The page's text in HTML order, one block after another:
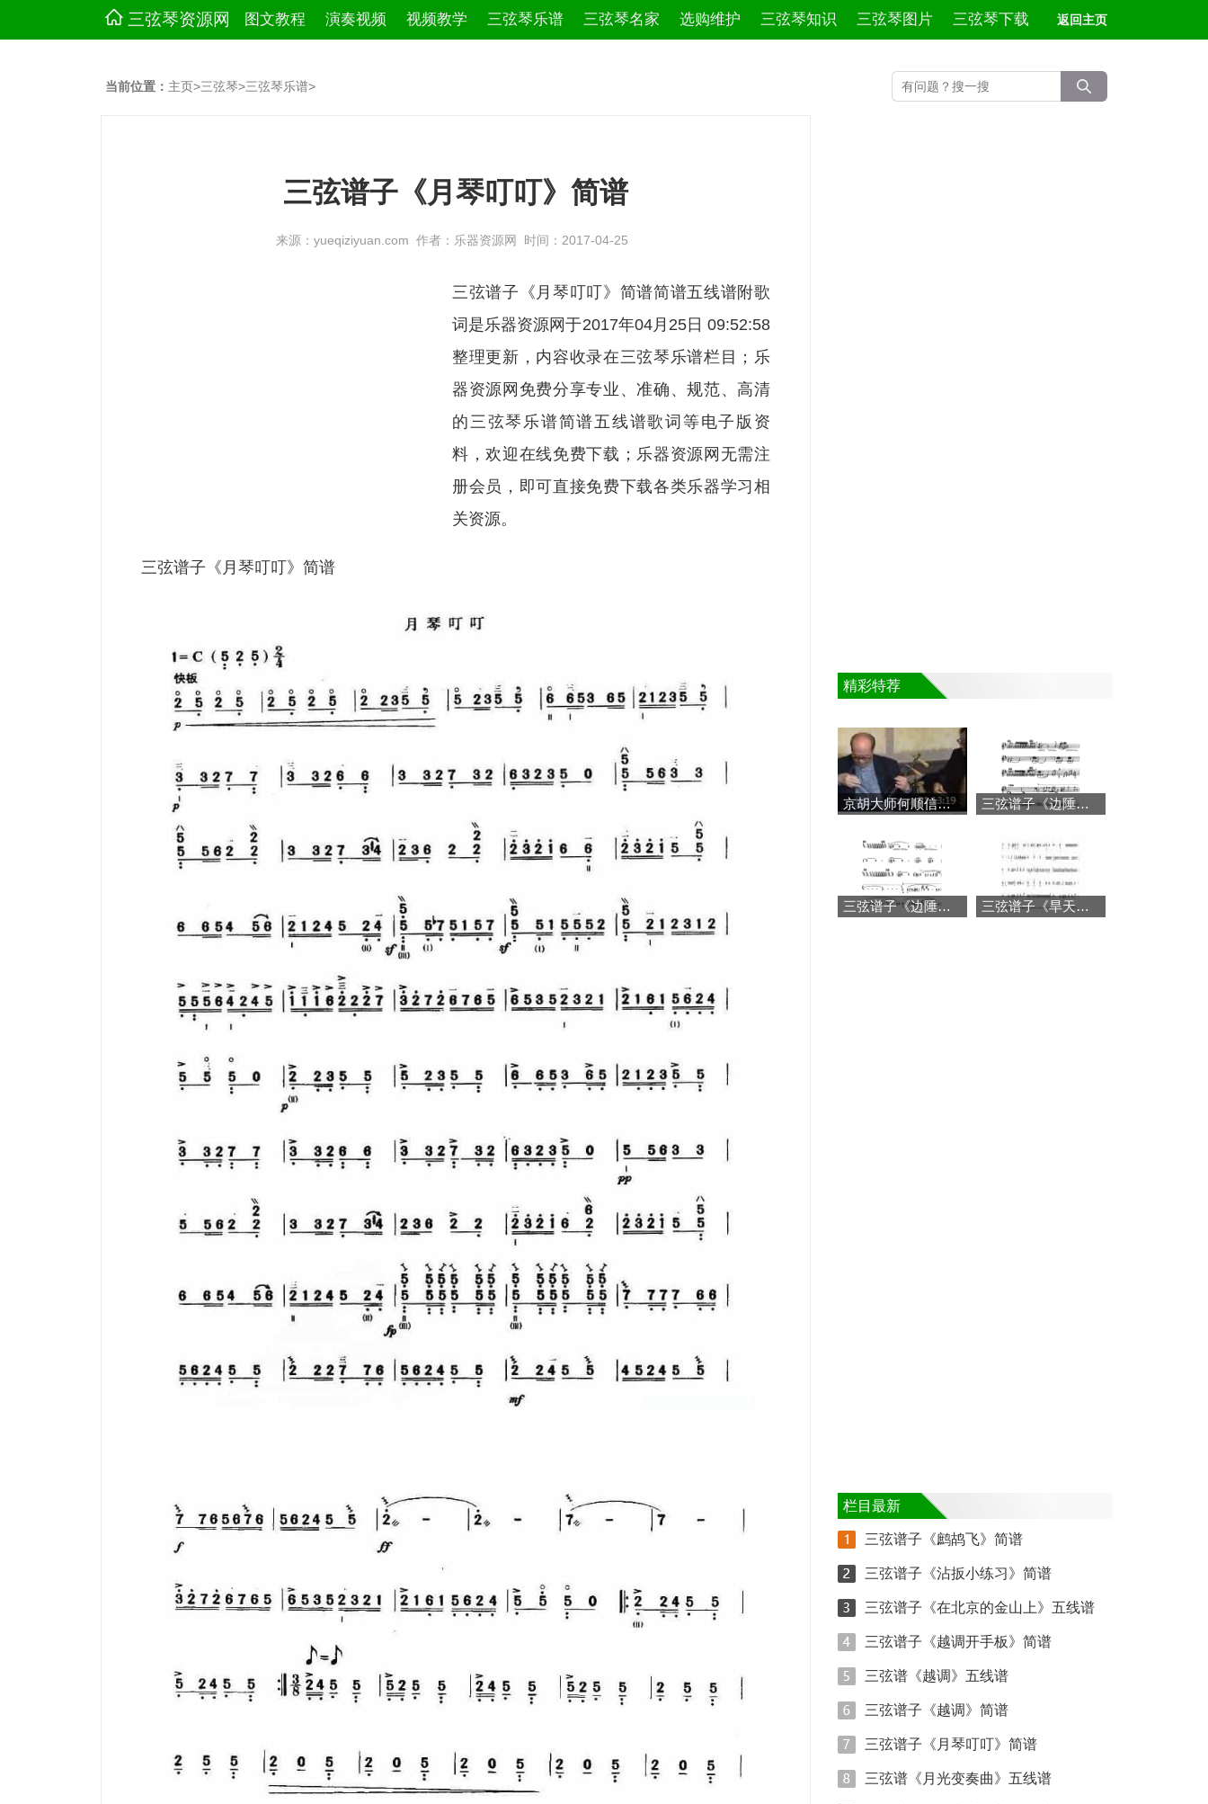
三弦琴资源网 图文教程 演奏视频 视频教学 三弦琴乐谱 三弦琴名家 选购维护 三弦琴知识 三弦琴图片 三弦琴下载 返回主页
当前位置： 主页>三弦琴>三弦琴乐谱>
三弦谱子《月琴叮叮》简谱
来源：yueqiziyuan.com 作者：乐器资源网 时间：2017-04-25
三弦谱子《月琴叮叮》简谱简谱五线谱附歌
词是乐器资源网于2017年04月25日 09:52:58
整理更新，内容收录在三弦琴乐谱栏目；乐
器资源网免费分享专业、准确、规范、高清
的三弦琴乐谱简谱五线谱歌词等电子版资
料，欢迎在线免费下载；乐器资源网无需注
册会员，即可直接免费下载各类乐器学习相
关资源。
三弦谱子《月琴叮叮》简谱
精彩特荐
京胡大师何顺信八十高龄 三弦谱子《边陲风情》五
三弦谱子《边陲风情》 三弦谱子《旱天雷》简谱
栏目最新
三弦谱子《鹧鸪飞》简谱
三弦谱子《沾扳小练习》简谱
三弦谱子《在北京的金山上》五线谱
三弦谱子《越调开手板》简谱
三弦谱《越调》五线谱
三弦谱子《越调》简谱
三弦谱子《月琴叮叮》简谱
三弦谱《月光变奏曲》五线谱